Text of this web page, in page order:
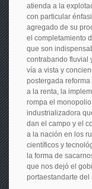
atienda a la
con particular
agregado de su
el completamiento
que son
contrabando fluvial
vía a vista y
postergada
a la renta, la
rompa el
industrializadora
dan el campo y el
a la nación en los
científicos y
la forma de
que nos dejó el
portaestandarte